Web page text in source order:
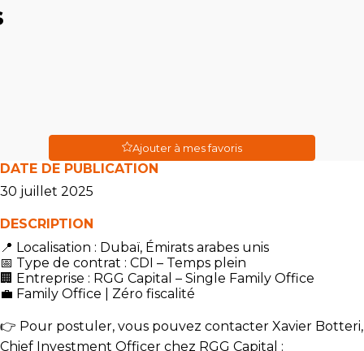
Ajouter à mes favoris
DATE DE PUBLICATION
30 juillet 2025
DESCRIPTION
📍 Localisation : Dubaï, Émirats arabes unis
📅 Type de contrat : CDI – Temps plein
🏢 Entreprise : RGG Capital – Single Family Office
💼 Family Office | Zéro fiscalité
👉 Pour postuler, vous pouvez contacter Xavier Botteri,
Chief Investment Officer chez RGG Capital :